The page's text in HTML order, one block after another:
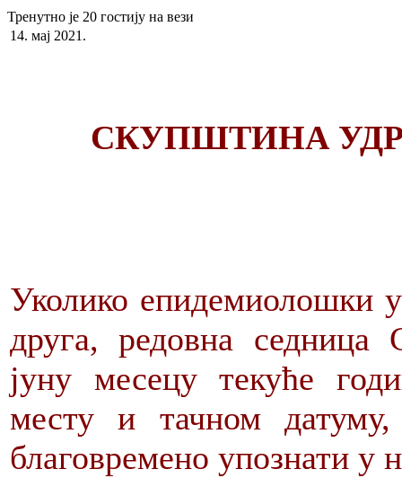
Тренутно је 20 гостију на вези
14. мај 2021.
СКУПШТИНА
Уколико епидемиолошки
друга, редовна
јуну месецу текуће
месту и тачном
благовремено упознати у